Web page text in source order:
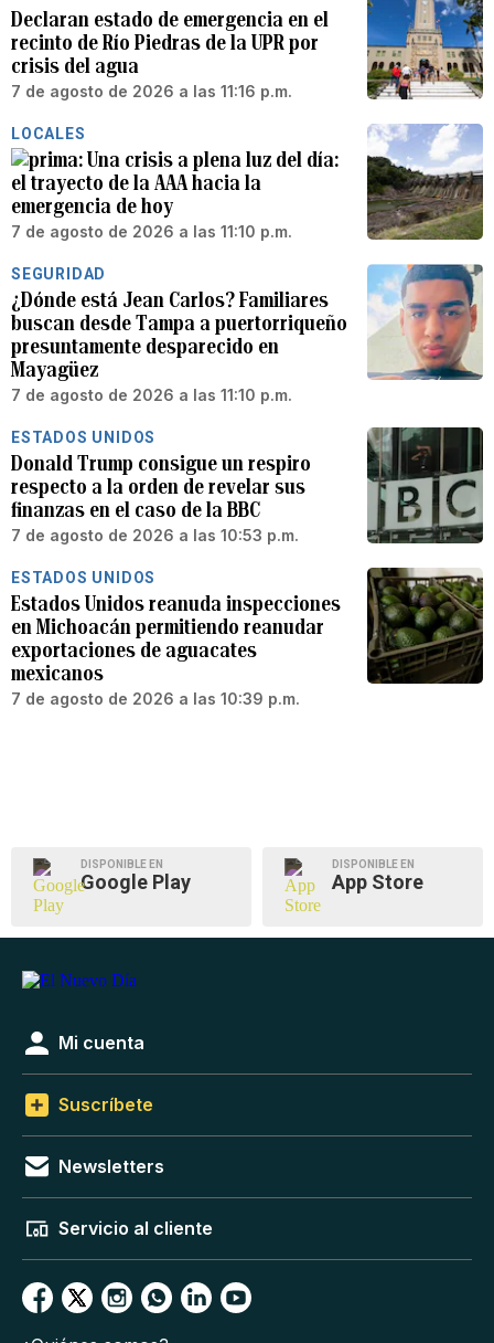
Declaran estado de emergencia en el
recinto de Río Piedras de la UPR por
crisis del agua
7 de agosto de 2026 a las 11:16 p.m.
LOCALES
Una crisis a plena luz del día:
el trayecto de la AAA hacia la
emergencia de hoy
7 de agosto de 2026 a las 11:10 p.m.
SEGURIDAD
¿Dónde está Jean Carlos? Familiares
buscan desde Tampa a puertorriqueño
presuntamente desparecido en
Mayagüez
7 de agosto de 2026 a las 11:10 p.m.
ESTADOS UNIDOS
Donald Trump consigue un respiro
respecto a la orden de revelar sus
finanzas en el caso de la BBC
7 de agosto de 2026 a las 10:53 p.m.
ESTADOS UNIDOS
Estados Unidos reanuda inspecciones
en Michoacán permitiendo reanudar
exportaciones de aguacates
mexicanos
7 de agosto de 2026 a las 10:39 p.m.
DISPONIBLE EN
Google Play
DISPONIBLE EN
App Store
Mi cuenta
Suscríbete
Newsletters
Servicio al cliente